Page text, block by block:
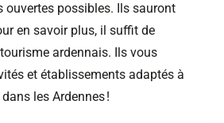
ouvertes possibles. Ils sauront
en savoir plus, il suffit de
ardennais. Ils vous
et établissements adaptés à
les Ardennes !